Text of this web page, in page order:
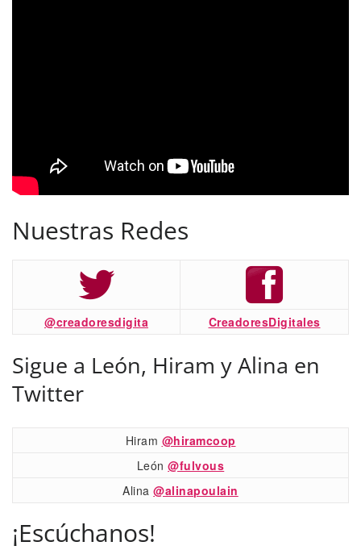
Nuestras Redes
@creadoresdigita CreadoresDigitales
Sigue a León, Hiram y Alina en
Twitter
Hiram @hiramcoop
León@fulvous
Alina@alinapoulain
¡Escúchanos!